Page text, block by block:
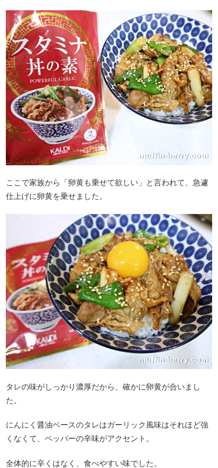
ここで家族から「卵黄も乗せて欲しい」と言われて、急遽
仕上げに卵黄を乗せました。
タレの味がしっかり濃厚だから、確かに卵黄が合いまし
た。
にんにく醤油ベースのタレはガーリック風味はそれほど強
くなくて、ペッパーの辛味がアクセント。
全体的に辛くはなく、食べやすい味でした。